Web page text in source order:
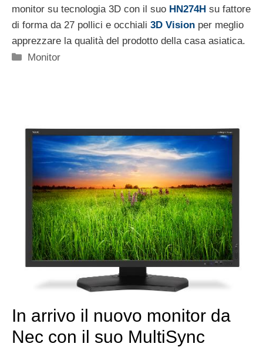
monitor su tecnologia 3D con il suo HN274H su fattore
di forma da 27 pollici e occhiali 3D Vision per meglio
apprezzare la qualità del prodotto della casa asiatica.
Categorie
Monitor
In arrivo il nuovo monitor da
Nec con il suo MultiSync